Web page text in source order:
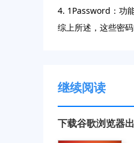
4. 1Password：功
综上所述，这些密
继续阅读
下载谷歌浏览器